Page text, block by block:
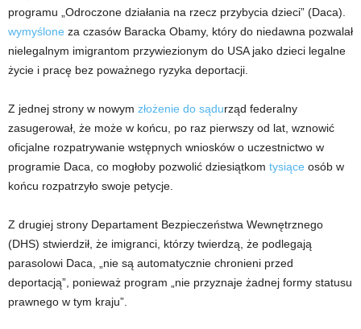
programu „Odroczone działania na rzecz przybycia dzieci” (Daca).
wymyślone za czasów Baracka Obamy, który do niedawna pozwalał
nielegalnym imigrantom przywiezionym do USA jako dzieci legalne
życie i pracę bez poważnego ryzyka deportacji.
Z jednej strony w nowym złożenie do sądurząd federalny
zasugerował, że może w końcu, po raz pierwszy od lat, wznowić
oficjalne rozpatrywanie wstępnych wniosków o uczestnictwo w
programie Daca, co mogłoby pozwolić dziesiątkom tysiące osób w
końcu rozpatrzyło swoje petycje.
Z drugiej strony Departament Bezpieczeństwa Wewnętrznego
(DHS) stwierdził, że imigranci, którzy twierdzą, że podlegają
parasolowi Daca, „nie są automatycznie chronieni przed
deportacją”, ponieważ program „nie przyznaje żadnej formy statusu
prawnego w tym kraju”.